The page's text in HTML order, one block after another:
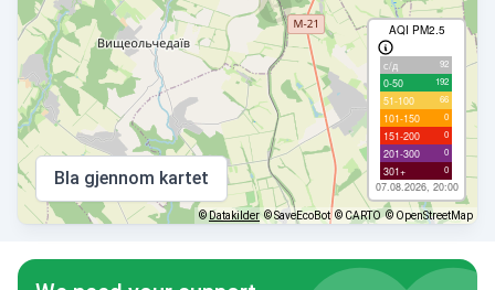
AQI PM2.5
с/д 92
0-50 192
51-100 66
101-150 0
151-200 0
201-300 0
301+ 0
07.08.2026, 20:00
Bla gjennom kartet
©Datakilder © SaveEcoBot © CARTO © OpenStreetMap